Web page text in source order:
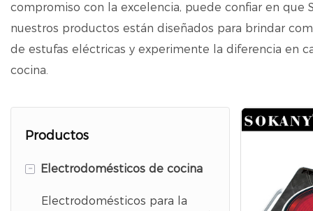
compromiso con la excelencia, puede confiar en que
nuestros productos están diseñados para brindar
de estufas eléctricas y experimente la diferencia en
cocina.
Productos
- Electrodomésticos de cocina
Electrodomésticos para la